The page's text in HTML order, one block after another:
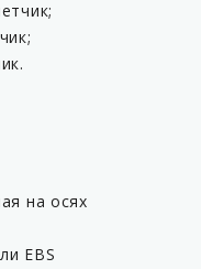
на осях
EBS